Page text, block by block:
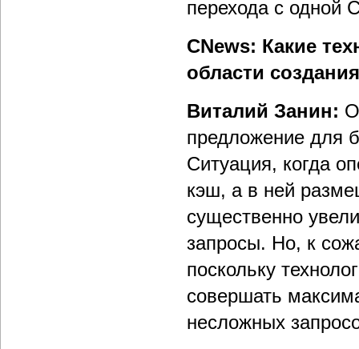
перехода с одной
CNews: Какие
области
Виталий Занин:
предложение для
Ситуация, когда
кэш, а в ней
существенно
запросы. Но, к
поскольку
совершать
несложных